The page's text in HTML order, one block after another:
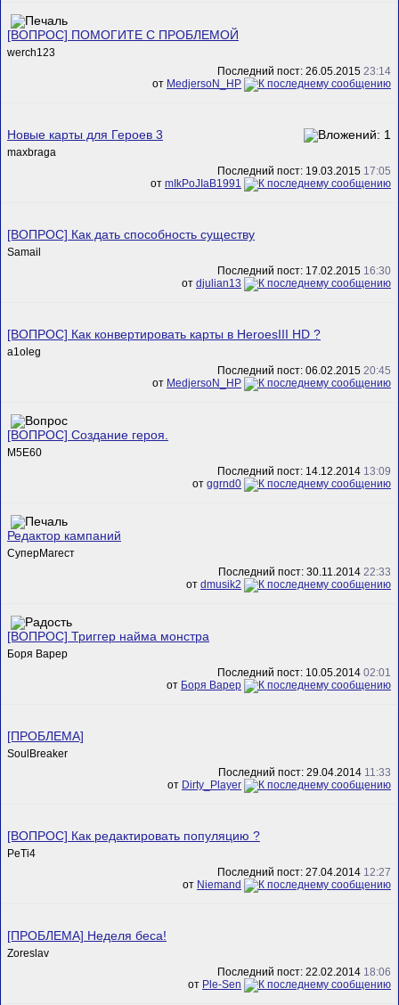
[ВОПРОС] ПОМОГИТЕ С ПРОБЛЕМОЙ
werch123
Последний пост: 26.05.2015 23:14
от MedjersoN_HP
Новые карты для Героев 3
maxbraga
Последний пост: 19.03.2015 17:05
от mIkPoJIaB1991
[ВОПРОС] Как дать способность существу
Samail
Последний пост: 17.02.2015 16:30
от djulian13
[ВОПРОС] Как конвертировать карты в HeroesIII HD ?
a1oleg
Последний пост: 06.02.2015 20:45
от MedjersoN_HP
[ВОПРОС] Создание героя.
M5E60
Последний пост: 14.12.2014 13:09
от ggrnd0
Редактор кампаний
СуперМагест
Последний пост: 30.11.2014 22:33
от dmusik2
[ВОПРОС] Триггер найма монстра
Боря Варер
Последний пост: 10.05.2014 02:01
от Боря Варер
[ПРОБЛЕМА]
SoulBreaker
Последний пост: 29.04.2014 11:33
от Dirty_Player
[ВОПРОС] Как редактировать популяцию ?
PeTi4
Последний пост: 27.04.2014 12:27
от Niemand
[ПРОБЛЕМА] Неделя беса!
Zoreslav
Последний пост: 22.02.2014 18:06
от Ple-Sen